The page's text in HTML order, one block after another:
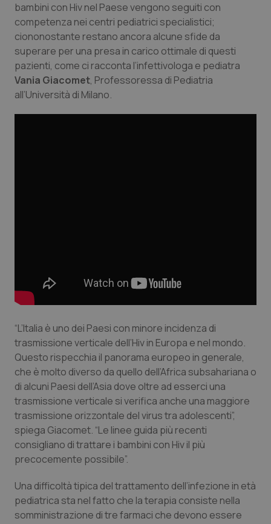
Calabria
Campania
Emilia-Romagna
Piemonte
Provincia Autonoma di Bolzano
Provincia Autonoma di Trento
Puglia
Sardegna
Sicilia
Toscana
Umbria
Asma & BPCO
Car-T
Colesterolo & coronaropatie
HIV
Infezioni & Febbre
Ipertensione & Scompenso
Malattie rare
Malattia di Crohn & Rettocolite Ulcerosa
Neuroscienze & patologie neurodegenerative
Obesità
Oftalmologia
bambini con Hiv nel Paese vengono seguiti con
competenza nei centri pediatrici specialistici;
ciononostante restano ancora alcune sfide da
superare per una presa in carico ottimale di questi
pazienti, come ci racconta l’infettivologa e pediatra
Vania Giacomet, Professoressa di Pediatria
all’Università di Milano.
“L’Italia è uno dei Paesi con minore incidenza di
trasmissione verticale dell’Hiv in Europa e nel mondo.
Questo rispecchia il panorama europeo in generale,
che è molto diverso da quello dell’Africa subsahariana o
di alcuni Paesi dell’Asia dove oltre ad esserci una
trasmissione verticale si verifica anche una maggiore
trasmissione orizzontale del virus tra adolescenti”,
spiega Giacomet. “Le linee guida più recenti
consigliano di trattare i bambini con Hiv il più
precocemente possibile”.
Una difficoltà tipica del trattamento dell’infezione in età
pediatrica sta nel fatto che la terapia consiste nella
somministrazione di tre farmaci che devono essere